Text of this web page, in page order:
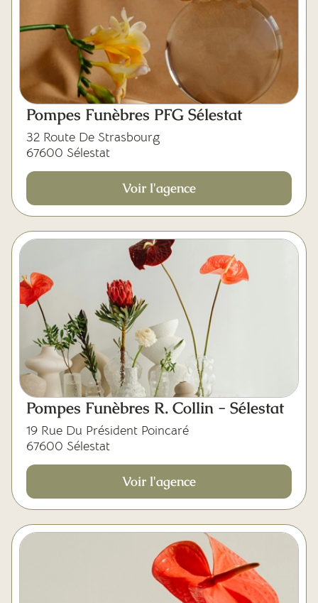
Pompes Funèbres PFG Sélestat
32 Route De Strasbourg
67600 Sélestat
Voir l'agence
Pompes Funèbres R. Collin - Sélestat
19 Rue Du Président Poincaré
67600 Sélestat
Voir l'agence